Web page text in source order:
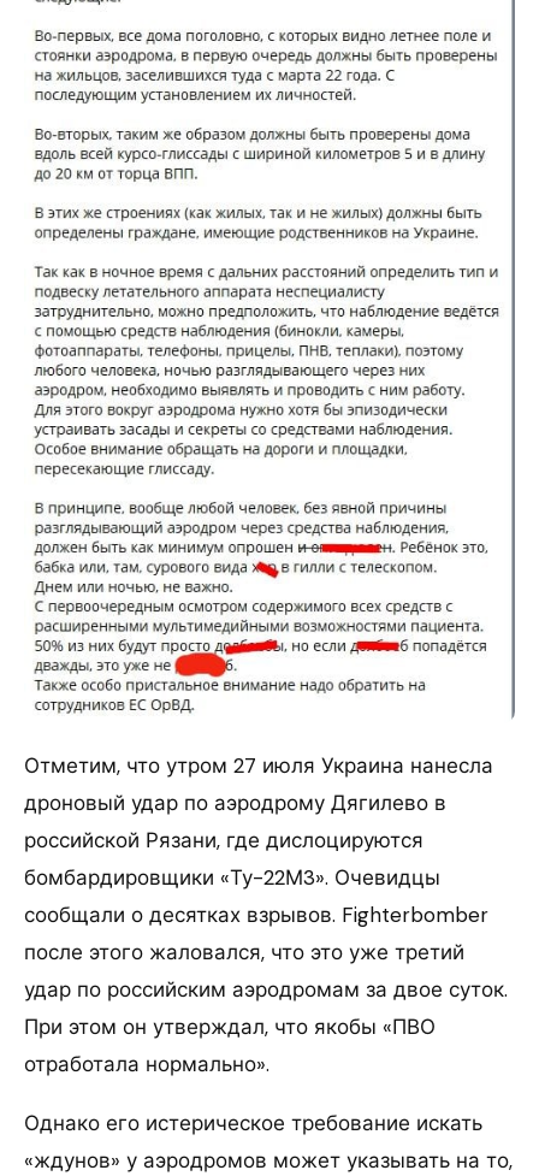
Отметим, что утром 27 июля Украина нанесла
дроновый удар по аэродрому Дягилево в
российской Рязани, где дислоцируются
бомбардировщики «Ту-22М3». Очевидцы
сообщали о десятках взрывов. Fighterbomber
после этого жаловался, что это уже третий
удар по российским аэродромам за двое суток.
При этом он утверждал, что якобы «ПВО
отработала нормально».
Однако его истерическое требование искать
«ждунов» у аэродромов может указывать на то,